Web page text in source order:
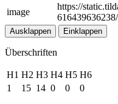
image
https://
Ausklappen Einklappen
Überschriften
H1 H2 H3 H4 H5 H6
1
15 14 0 0 0